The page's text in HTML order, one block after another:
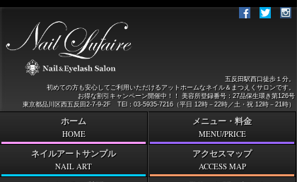
五反田駅西口徒歩１分。
初めての方も安心してご利用いただけるアットホームなネイル＆まつえくサロンです。
お得な割引キャンペーン開催中！！ 美容所登録番号：27品保生環き第126号
東京都品川区西五反田2-7-9-2F TEl：03-5935-7216（平日 12時－22時／土・祝 12時－21時）
ホーム
HOME
メニュー・料金
MENU/PRICE
ネイルアートサンプル
NAIL ART
アクセスマップ
ACCESS MAP